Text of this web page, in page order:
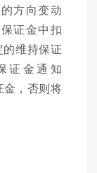
方向变动
证金中扣
维持保证
证金通知
金，否则将